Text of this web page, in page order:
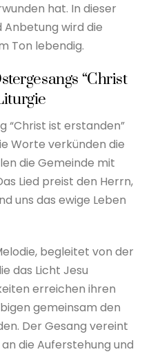
hat. In dieser
wird die
Ton lebendig.
“Christ
“Christ ist erstanden”
Worte verkünden die
die Gemeinde mit
Lied preist den Herrn,
uns das ewige Leben
begleitet von der
das Licht Jesu
erreichen ihren
gemeinsam den
Der Gesang vereint
die Auferstehung und